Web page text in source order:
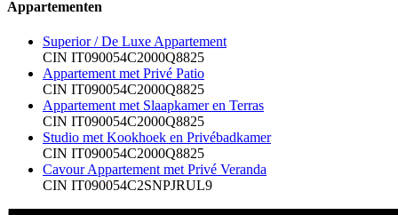
Appartementen
Superior / De Luxe Appartement
CIN IT090054C2000Q8825
Appartement met Privé Patio
CIN IT090054C2000Q8825
Appartement met Slaapkamer en Terras
CIN IT090054C2000Q8825
Studio met Kookhoek en Privébadkamer
CIN IT090054C2000Q8825
Cavour Appartement met Privé Veranda
CIN IT090054C2SNPJRUL9